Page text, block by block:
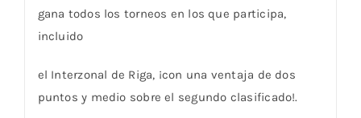
gana todos los torneos en los que participa,
incluido
el Interzonal de Riga, ¡con una ventaja de dos
puntos y medio sobre el segundo clasificado!.